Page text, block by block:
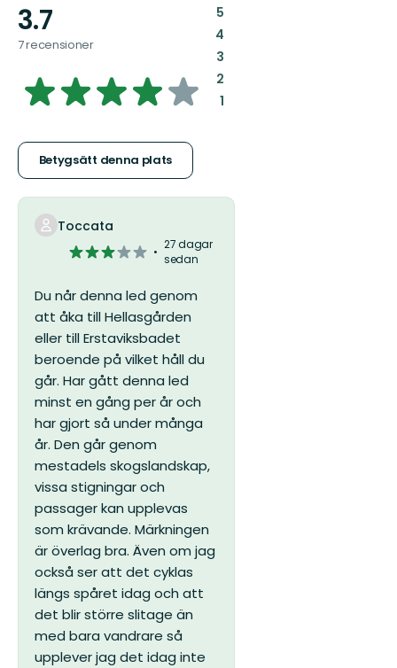
3.7
7 recensioner
3.729128178059294
5
stjärnor
Betygsätt denna plats
5:
4:
3:
2:
1:
Toccata
3
5
stjärnor
27 dagar
sedan
Du når denna led genom
att åka till Hellasgården
eller till Erstaviksbadet
beroende på vilket håll du
går. Har gått denna led
minst en gång per år och
har gjort så under många
år. Den går genom
mestadels skogslandskap,
vissa stigningar och
passager kan upplevas
som krävande. Märkningen
är överlag bra. Även om jag
också ser att det cyklas
längs spåret idag och att
det blir större slitage än
med bara vandrare så
upplever jag det idag inte